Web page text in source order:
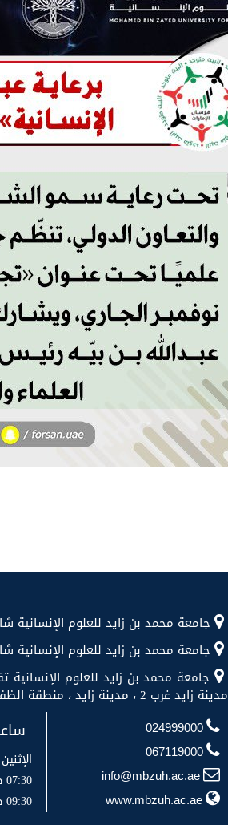
جامعة محمد بن زايد للعلوم الإنسانية شارع المرور ، ص.ب.
جامعة محمد بن زايد للعلوم الإنسانية شارع
جامعة محمد بن زايد للعلوم
مدينة زايد غرب 2 ، مدينة زايد ، منطقة الظفرة
024999000
067119000
info@mbzuh.ac.ae
www.mbzuh.ac.ae
07:30 ص - 03:30 م
09:30 ص - 05:30 م